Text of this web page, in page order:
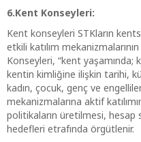
6.Kent Konseyleri:
Kent konseyleri STKların
etkili katılım
Konseyleri, “kent yaşamında;
kentin kimliğine ilişkin tarihi,
kadın, çocuk, genç ve
mekanizmalarına aktif
politikaların üretilmesi, hesap
hedefleri etrafında örgütlenir.